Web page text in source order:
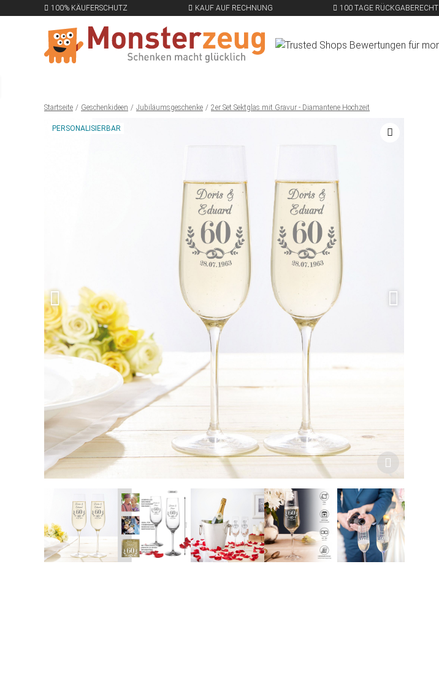
100% KÄUFERSCHUTZ KAUF AUF RECHNUNG 100 TAGE RÜCKGABERECHT
Startseite Geschenkideen Jubiläumsgeschenke 2er Set Sektglas mit Gravur - Diamantene Hochzeit
PERSONALISIERBAR